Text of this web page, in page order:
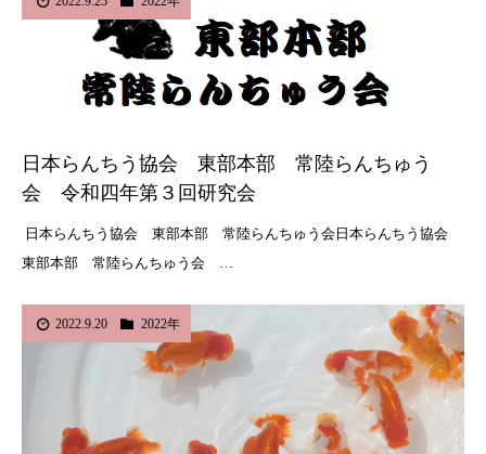
日本らんちう協会 東部本部 常陸らんちゅう
会 令和四年第３回研究会
日本らんちう協会 東部本部 常陸らんちゅう会日本らんちう協会
東部本部 常陸らんちゅう会 …
2022.9.20 2022年